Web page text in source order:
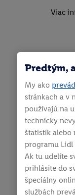
Viac
Predtým,
My ako
stránkach a v
používajú na
technicky
štatistík alebo
programu Lidl
Ak tu udelíte
prihlásite do
špeciálny
službách